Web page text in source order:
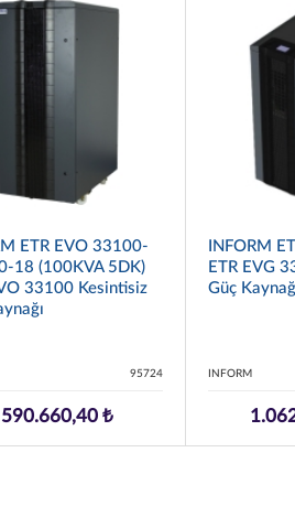
ETR EVO 33100-
18 (100KVA 5DK)
33100 Kesintisiz
95724
590.660,40 ₺
INFORM
ETR EVG
Güç
INFORM